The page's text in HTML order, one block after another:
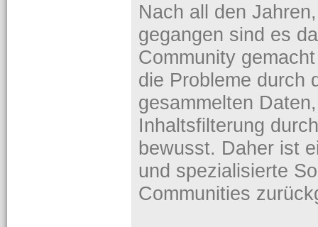
Nach all den
gegangen sind es
Community
die Probleme durch
gesammelten
Inhaltsfilterung
bewusst. Daher ist
und spezialisierte
Communities